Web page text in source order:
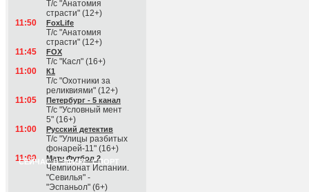
Т/с "Анатомия
страсти" (12+)
11:50
FoxLife
Т/с "Анатомия
страсти" (12+)
11:45
FOX
Т/с "Касл" (16+)
11:00
К1
Т/с "Охотники за
реликвиями" (12+)
11:05
Петербург - 5 канал
Т/с "Условный мент
5" (16+)
11:00
Русский детектив
Т/с "Улицы разбитых
фонарей-11" (16+)
СЕЙЧАС В ЭФИРЕ: СПОРТ
11:00 Матч Футбол 2
Чемпионат Испании.
"Севилья" -
"Эспаньол" (6+)